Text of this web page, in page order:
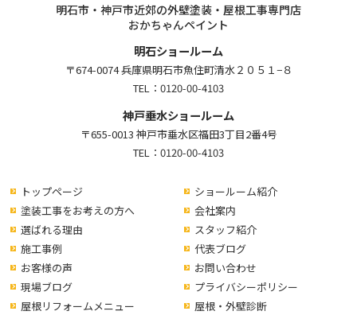
明石市・神戸市近郊の外壁塗装・屋根工事専門店
おかちゃんペイント
明石ショールーム
〒674-0074 兵庫県明石市魚住町清水２０５１−８
TEL： 0120-00-4103
神戸垂水ショールーム
〒655-0013 神戸市垂水区福田3丁目2番4号
TEL： 0120-00-4103
トップページ
塗装工事をお考えの方へ
選ばれる理由
ショールーム紹介
会社案内
スタッフ紹介
施工事例
お客様の声
現場ブログ
代表ブログ
お問い合わせ
プライバシーポリシー
屋根リフォームメニュー
屋根・外壁診断